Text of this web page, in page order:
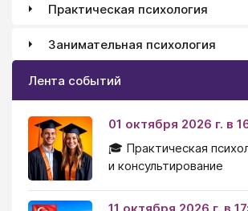
Практическая психология
Занимательная психология
Лента событий
01 октября 2026 г. в
🎓 Практическая
и консультирование